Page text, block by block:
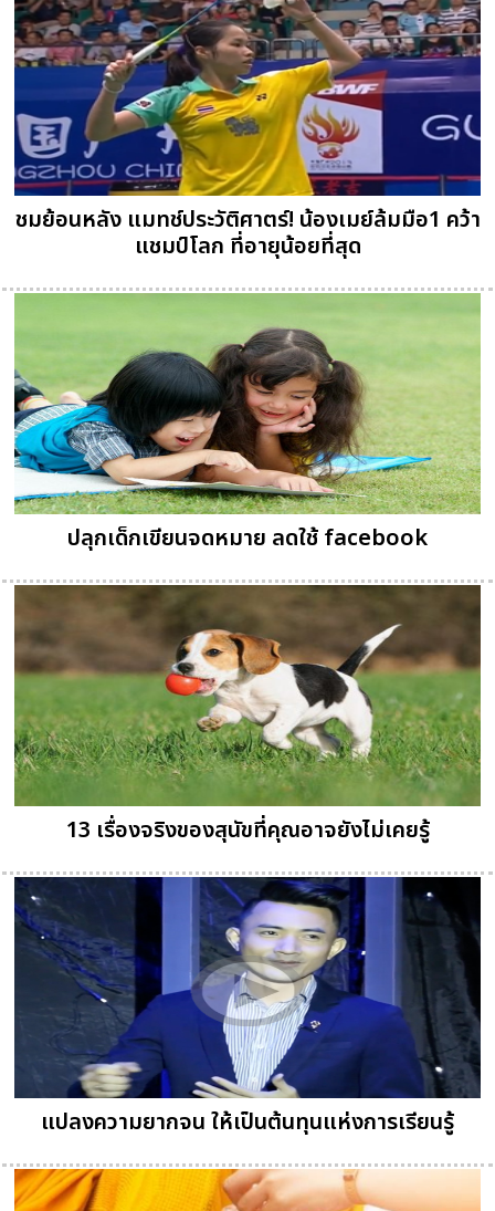
ชมย้อนหลัง แมทช์ประวัติศาตร์! น้องเมย์ล้มมือ1 คว้า
แชมป์โลก ที่อายุน้อยที่สุด
ปลุกเด็กเขียนจดหมาย ลดใช้ facebook
13 เรื่องจริงของสุนัขที่คุณอาจยังไม่เคยรู้
แปลงความยากจน ให้เป็นต้นทุนแห่งการเรียนรู้